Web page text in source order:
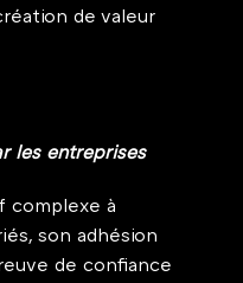
de valeur
les entreprises
complexe à
son adhésion
de confiance